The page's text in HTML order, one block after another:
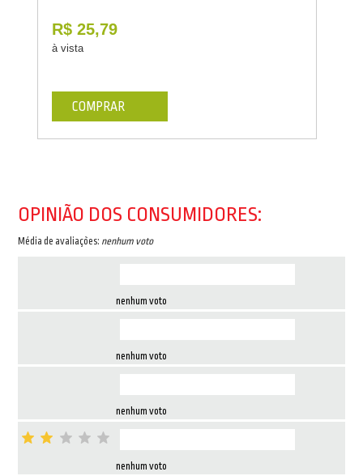
R$ 25,79
à vista
COMPRAR
OPINIÃO DOS CONSUMIDORES:
Média de avaliações: nenhum voto
nenhum voto
nenhum voto
nenhum voto
nenhum voto